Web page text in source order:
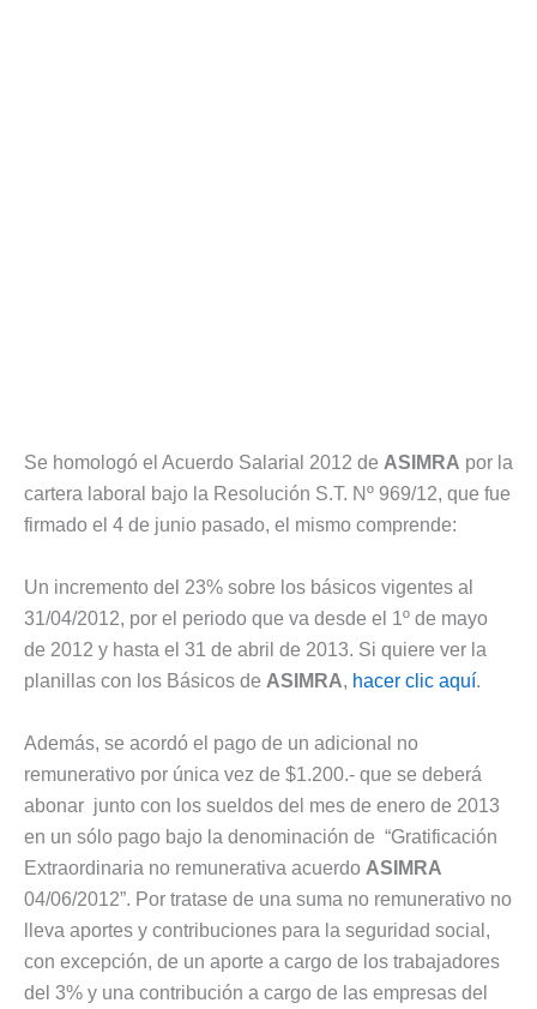
Se homologó el Acuerdo Salarial 2012 de ASIMRA por la
cartera laboral bajo la Resolución S.T. Nº 969/12, que fue
firmado el 4 de junio pasado, el mismo comprende:
Un incremento del 23% sobre los básicos vigentes al
31/04/2012, por el periodo que va desde el 1º de mayo
de 2012 y hasta el 31 de abril de 2013. Si quiere ver la
planillas con los Básicos de ASIMRA, hacer clic aquí.
Además, se acordó el pago de un adicional no
remunerativo por única vez de $1.200.- que se deberá
abonar junto con los sueldos del mes de enero de 2013
en un sólo pago bajo la denominación de “Gratificación
Extraordinaria no remunerativa acuerdo ASIMRA
04/06/2012”. Por tratase de una suma no remunerativo no
lleva aportes y contribuciones para la seguridad social,
con excepción, de un aporte a cargo de los trabajadores
del 3% y una contribución a cargo de las empresas del